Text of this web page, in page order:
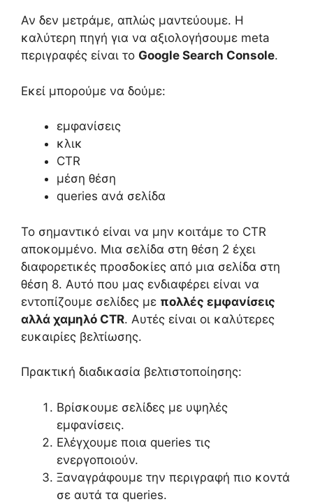
Αν δεν μετράμε, απλώς μαντεύουμε. Η
καλύτερη πηγή για να αξιολογήσουμε meta
περιγραφές είναι το Google Search Console.
Εκεί μπορούμε να δούμε:
εμφανίσεις
κλικ
CTR
μέση θέση
queries ανά σελίδα
Το σημαντικό είναι να μην κοιτάμε το CTR
αποκομμένο. Μια σελίδα στη θέση 2 έχει
διαφορετικές προσδοκίες από μια σελίδα στη
θέση 8. Αυτό που μας ενδιαφέρει είναι να
εντοπίζουμε σελίδες με πολλές εμφανίσεις
αλλά χαμηλό CTR. Αυτές είναι οι καλύτερες
ευκαιρίες βελτίωσης.
Πρακτική διαδικασία βελτιστοποίησης:
Βρίσκουμε σελίδες με υψηλές
εμφανίσεις.
Ελέγχουμε ποια queries τις
ενεργοποιούν.
Ξαναγράφουμε την περιγραφή πιο κοντά
σε αυτά τα queries.